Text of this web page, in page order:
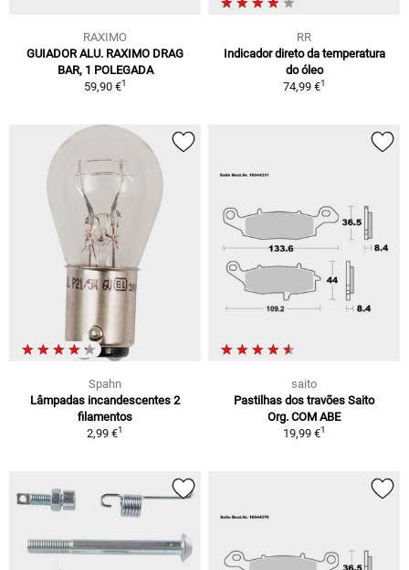
RAXIMO
GUIADOR ALU. RAXIMO DRAG
BAR, 1 POLEGADA
59,90 €1
RR
Indicador direto da temperatura
do óleo
74,99 €1
Spahn
Lâmpadas incandescentes 2
filamentos
2,99 €1
saito
Pastilhas dos travões Saito
Org. COM ABE
19,99 €1